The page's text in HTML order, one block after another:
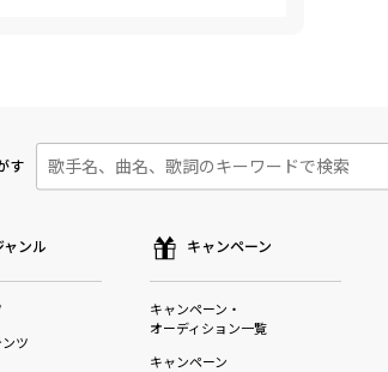
す
ャンル
ツ
キャンペーン
キャンペーン・
オーディション一覧
キャンペーン